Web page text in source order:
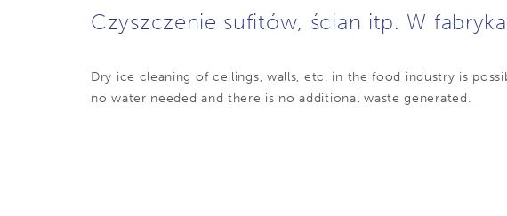
Czyszczenie sufitów, ścian itp. W
Dry ice cleaning of ceilings, walls, etc. in the food industry is
no water needed and there is no additional waste generated.